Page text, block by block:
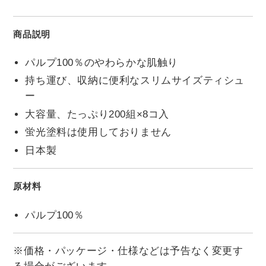
商品説明
パルプ100％のやわらかな肌触り
持ち運び、収納に便利なスリムサイズティシュ
ー
大容量、たっぷり200組×8コ入
蛍光塗料は使用しておりません
日本製
原材料
パルプ100％
※価格・パッケージ・仕様などは予告なく変更す